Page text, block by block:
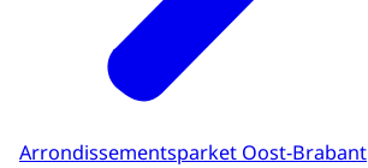
Arrondissementsparket Oost-Brabant